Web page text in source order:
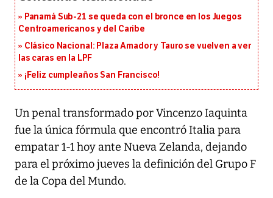
Panamá Sub-21 se queda con el bronce en los Juegos
Centroamericanos y del Caribe
Clásico Nacional: Plaza Amador y Tauro se vuelven a ver
las caras en la LPF
¡Feliz cumpleaños San Francisco!
Un penal transformado por Vincenzo Iaquinta
fue la única fórmula que encontró Italia para
empatar 1-1 hoy ante Nueva Zelanda, dejando
para el próximo jueves la definición del Grupo F
de la Copa del Mundo.